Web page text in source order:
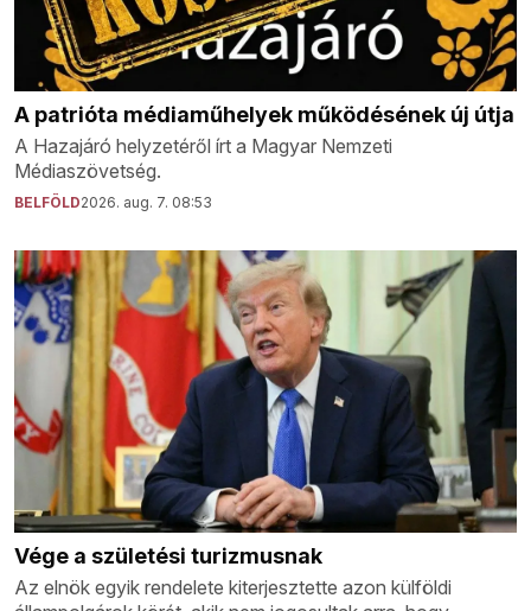
A patrióta médiaműhelyek működésének új útja
A Hazajáró helyzetéről írt a Magyar Nemzeti
Médiaszövetség.
BELFÖLD2026. aug. 7. 08:53
Vége a születési turizmusnak
Az elnök egyik rendelete kiterjesztette azon külföldi